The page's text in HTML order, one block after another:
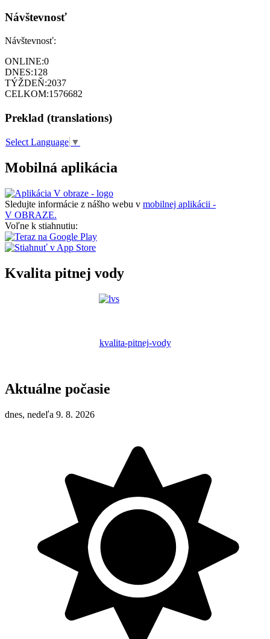
Návštevnosť
Návštevnosť:
ONLINE:0
DNES:128
TÝŽDEŇ:2037
CELKOM:1576682
Preklad (translations)
Select Language ▼
Mobilná aplikácia
Sledujte informácie z nášho webu v mobilnej aplikácii -
V OBRAZE.
Voľne k stiahnutiu:
Kvalita pitnej vody
kvalita-pitnej-vody
Aktuálne počasie
dnes, nedeľa 9. 8. 2026